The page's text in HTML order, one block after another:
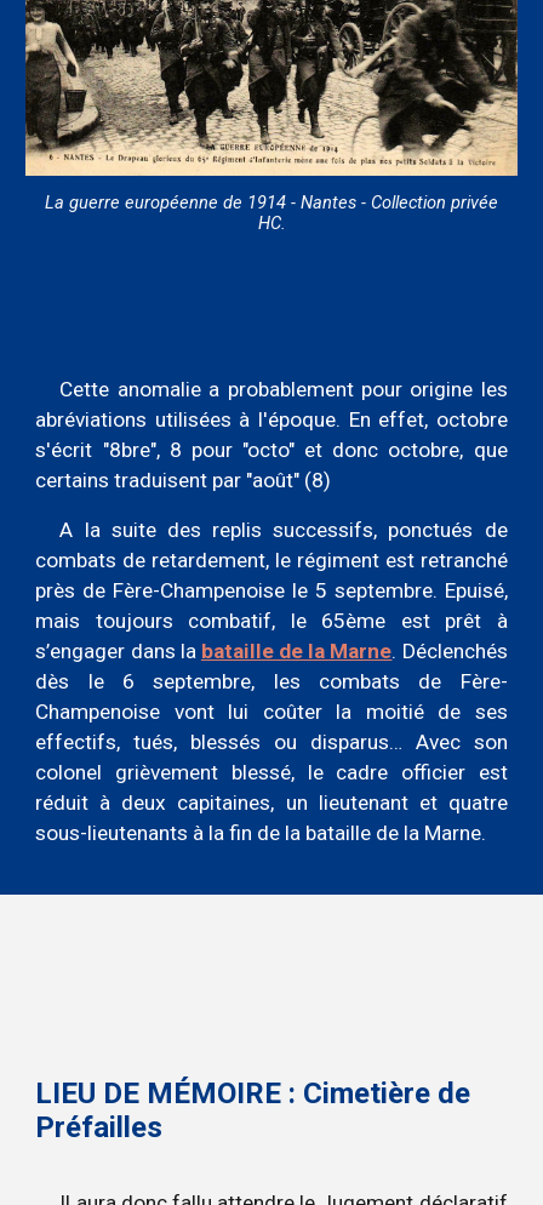
La guerre européenne de 1914 - Nantes - Collection privée
HC.
Cette anomalie a probablement pour origine les
abréviations utilisées à l'époque. En effet, octobre
s'écrit "8bre", 8 pour "octo" et donc octobre, que
certains traduisent par "août" (8)
A la suite des replis successifs, ponctués de
combats de retardement, le régiment est retranché
près de Fère-Champenoise le 5 septembre. Epuisé,
mais toujours combatif, le 65ème est prêt à
s’engager dans la bataille de la Marne. Déclenchés
dès le 6 septembre, les combats de Fère-
Champenoise vont lui coûter la moitié de ses
effectifs, tués, blessés ou disparus… Avec son
colonel grièvement blessé, le cadre officier est
réduit à deux capitaines, un lieutenant et quatre
sous-lieutenants à la fin de la bataille de la Marne.
LIEU DE MÉMOIRE : Cimetière de
Préfailles